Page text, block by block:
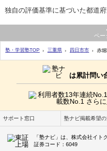
独自の評価基準に基づいた都道
ペー
塾・学習塾TOP 三重県 四日市市 赤
は累計問い
サポート窓口 塾ナビ掲載希望
「塾ナビ」は、株式会社イト
証券コード：6049